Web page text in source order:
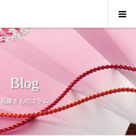
Blog
花嫁きものコラム